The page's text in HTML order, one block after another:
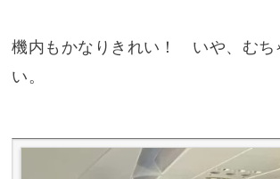
機内もかなりきれい！ いや、むち
い。